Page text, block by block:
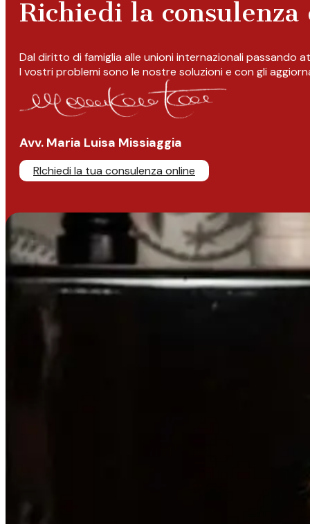
Richiedi la
Dal diritto di famiglia alle unioni internazionali passando
I vostri problemi sono le nostre soluzioni e con gli
Avv. Maria Luisa Missiaggia
RIchiedi la tua consulenza online